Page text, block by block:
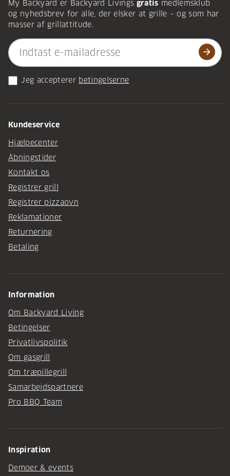
My Backyard er Backyard Livings gratis medlemsklub
og nyhedsbrev for alle, der elsker at grille – og som har
masser af grillattitude.
arrow_forward
Jeg accepterer betingelserne
Kundeservice
Hjælpecenter
Åbningstider
Kontakt os
Registrer grill
Registrer pizzaovn
Reklamationer
Returnering
Betaling
Information
Om Backyard Living
Betingelser
Privatlivspolitik
Om gasgrill
Om træpillegrill
Samarbejdspartnere
Pro BBQ Team
Inspiration
Demoer & events